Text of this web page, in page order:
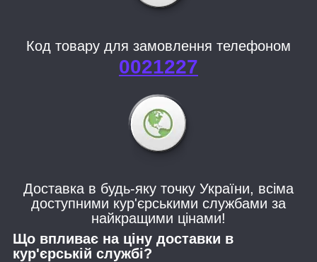
Код товару для замовлення телефоном
0021227
Доставка в будь-яку точку України, всіма
доступними кур'єрськими службами за
найкращими цінами!
Що впливає на ціну доставки в
кур'єрській службі?